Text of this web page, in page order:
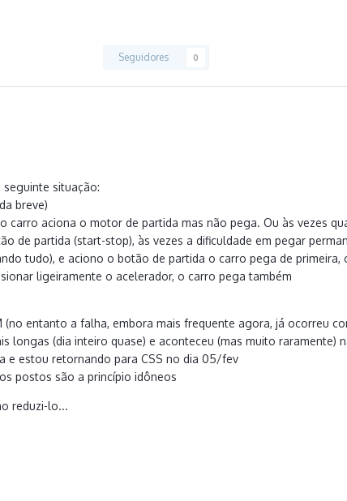
Seguidores 0
situação:
breve)
carro aciona o motor de partida mas não pega. Ou às vezes
de partida (start-stop), às vezes a dificuldade em pegar
tudo), e aciono o botão de partida o carro pega de primeira,
ligeiramente o acelerador, o carro pega também
(no entanto a falha, embora mais frequente agora, já ocorreu
longas (dia inteiro quase) e aconteceu (mas muito raramente)
e estou retornando para CSS no dia 05/fev
postos são a princípio idôneos
reduzi-lo...